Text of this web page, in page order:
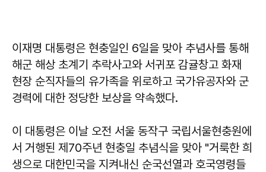
이재명 대통령은 현충일인 6일을 맞아 추념사를 통해
해군 해상 초계기 추락사고와 서귀포 감귤창고 화재
현장 순직자들의 유가족을 위로하고 국가유공자와 군
경력에 대한 정당한 보상을 약속했다.
이 대통령은 이날 오전 서울 동작구 국립서울현충원에
서 거행된 제70주년 현충일 추념식을 맞아 "거룩한 희
생으로 대한민국을 지켜내신 순국선열과 호국영령들